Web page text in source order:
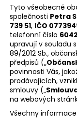
Tyto všeobecné
společnosti Petra
739 51, IČO
telefonní číslo
upravují v souladu
89/2012 Sb.,
předpisů („
povinnosti Vás,
prodávajících,
smlouvy („
na webových
Všechny
o
p
o
t
ř
e
b
u
j